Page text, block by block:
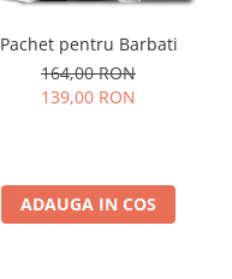
Pachet pentru Barbati
164,00 RON
139,00 RON
ADAUGA IN COS